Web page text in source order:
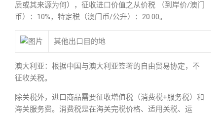
质或其来源为何），征收进口价值之从价税 （到岸价/澳门
币）：10%，特定税（澳门币/公升）：20.00。
其他出口目的地
澳大利亚：根据中国与澳大利亚签署的自由贸易协定，不
征收关税。
除关税外，进口商品需要征收增值税（消费税+服务税）和
海关服务费。消费税是在海关完税价格、适用关税、运